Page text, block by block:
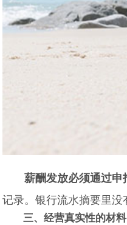
薪酬发放必须通过
记录。银行流水摘要里没
三、经营真实性的材